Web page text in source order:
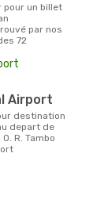
par nos
72
Airport
depart de
R. Tambo